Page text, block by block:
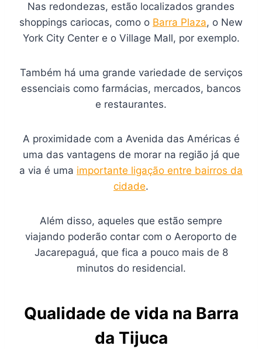
Nas redondezas, estão localizados grandes
shoppings cariocas, como o Barra Plaza, o New
York City Center e o Village Mall, por exemplo.
Também há uma grande variedade de serviços
essenciais como farmácias, mercados, bancos
e restaurantes.
A proximidade com a Avenida das Américas é
uma das vantagens de morar na região já que
a via é uma importante ligação entre bairros da
cidade.
Além disso, aqueles que estão sempre
viajando poderão contar com o Aeroporto de
Jacarepaguá, que fica a pouco mais de 8
minutos do residencial.
Qualidade de vida na Barra
da Tijuca